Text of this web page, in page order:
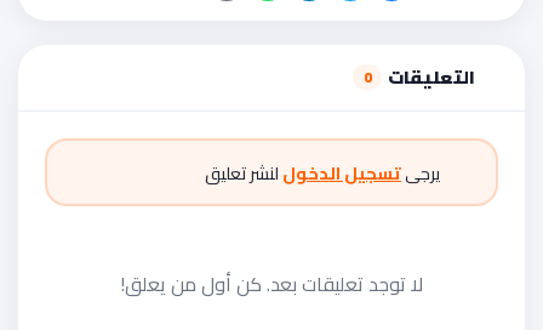
التعليقات 0
يرجىتسجيل الدخوللنشر تعليق
لا توجد تعليقات بعد. كن أول من يعلق!